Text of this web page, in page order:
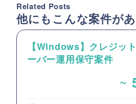
Related Posts
他にもこんな案件が
【Windows】クレジッ
ーバー運用保守案件
~